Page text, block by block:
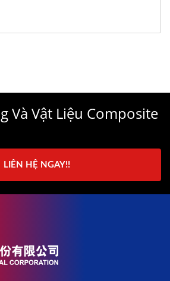
Và Vật Liệu Composite
LIÊN HỆ NGAY!!